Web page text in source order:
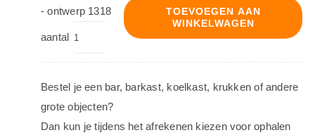
- ontwerp 1318
aantal
TOEVOEGEN AAN
WINKELWAGEN
Bestel je een bar, barkast, koelkast, krukken of andere
grote objecten?
Dan kun je tijdens het afrekenen kiezen voor ophalen